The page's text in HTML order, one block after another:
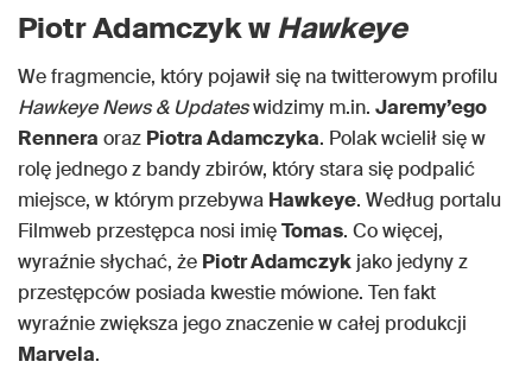
Piotr Adamczyk wHawkeye
We fragmencie, który pojawił się na twitterowym profilu
Hawkeye News & Updateswidzimy m.in. Jaremy’ego
Rennera oraz Piotra Adamczyka. Polak wcielił się w
rolę jednego z bandy zbirów, który stara się podpalić
miejsce, w którym przebywa Hawkeye. Według portalu
Filmweb przestępca nosi imięTomas. Co więcej,
wyraźnie słychać, że Piotr Adamczyk jako jedyny z
przestępców posiada kwestie mówione. Ten fakt
wyraźnie zwiększa jego znaczenie w całej produkcji
Marvela.